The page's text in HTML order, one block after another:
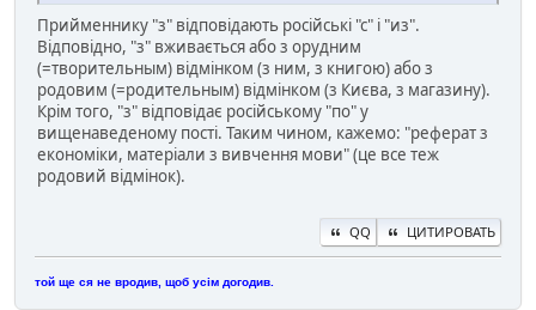
Прийменнику "з" відповідають російські "с" і "из".
Відповідно, "з" вживається або з орудним
(=творительным) відмінком (з ним, з книгою) або з
родовим (=родительным) відмінком (з Києва, з магазину).
Крім того, "з" відповідає російському "по" у
вищенаведеному пості. Таким чином, кажемо: "реферат з
економіки, матеріали з вивчення мови" (це все теж
родовий відмінок).
QQ ЦИТИРОВАТЬ
той ще ся не вродив, щоб усім догодив.